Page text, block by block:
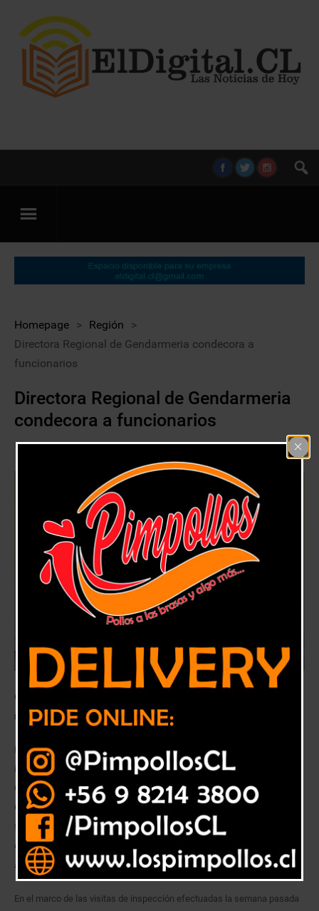
Homepage > Región
>
Directora Regional de Gendarmeria condecora a
funcionarios
Directora Regional de Gendarmeria
condecora a funcionarios
6 octubre, 2020 Región
Coronel destacó el trabajo que el personal de las unidades de la región
realiza en pos de la seguridad del país.
Las medidas implementadas con motivos de la pandemia hicieron
imposible que se realizara una ceremonia para distinguir al personal de
Gendarmería que pasó exitosamente la primera etapa del concurso El
Orgullo de Ser Gendarme, el cual busca premiar a los mejores
funcionarios del servicio. Sin embargo, la directora regional de la región
de Valparaíso, coronel Sandra Toledo, decidió distinguir personalmente
a algunos de ellos.
En el marco de las visitas de inspección efectuadas la semana pasada